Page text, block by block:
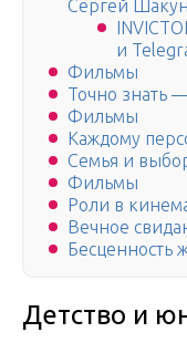
Сергей
и
Фильмы
Точно знать
Фильмы
Каждому
Семья и
Фильмы
Роли в
Вечное
Бесценность
Детство и